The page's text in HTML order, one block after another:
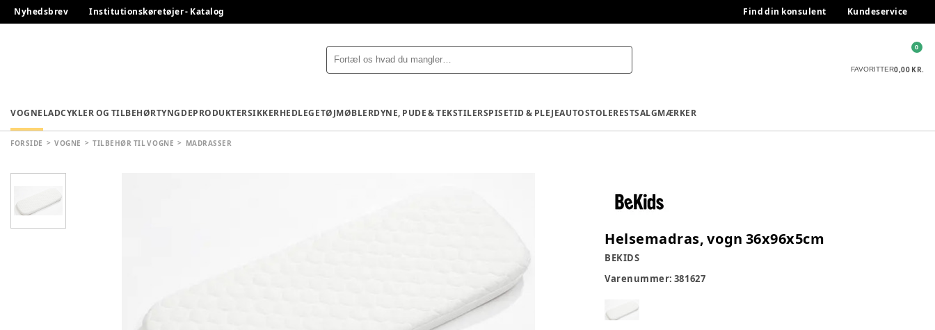
Nyhedsbrev Institutionskøretøjer - Katalog Find din konsulent Kundeservice
FAVORITTER0,00 KR.
0
VOGNELADCYKLER OG TILBEHØRTYNGDEPRODUKTERSIKKERHEDLEGETØJMØBLERDYNE, PUDE & TEKSTILERSPISETID & PLEJEAUTOSTOLERESTSALGMÆRKER
FORSIDE VOGNE TILBEHØR TIL VOGNE MADRASSER
Helsemadras, vogn 36x96x5cm
BEKIDS
Varenummer: 381627